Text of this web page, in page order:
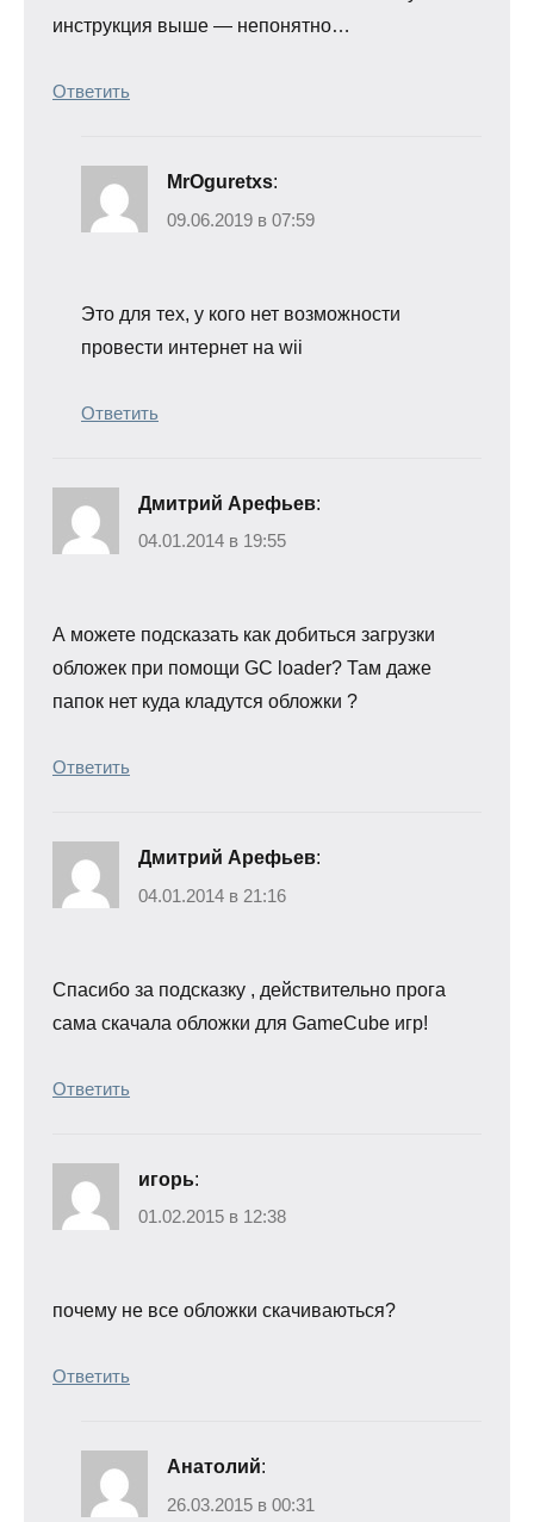
инструкция выше — непонятно…
Ответить
MrOguretxs:
09.06.2019 в 07:59
Это для тех, у кого нет возможности
провести интернет на wii
Ответить
Дмитрий Арефьев:
04.01.2014 в 19:55
А можете подсказать как добиться загрузки
обложек при помощи GC loader? Там даже
папок нет куда кладутся обложки ?
Ответить
Дмитрий Арефьев:
04.01.2014 в 21:16
Спасибо за подсказку , действительно прога
сама скачала обложки для GameCube игр!
Ответить
игорь:
01.02.2015 в 12:38
почему не все обложки скачиваються?
Ответить
Анатолий:
26.03.2015 в 00:31